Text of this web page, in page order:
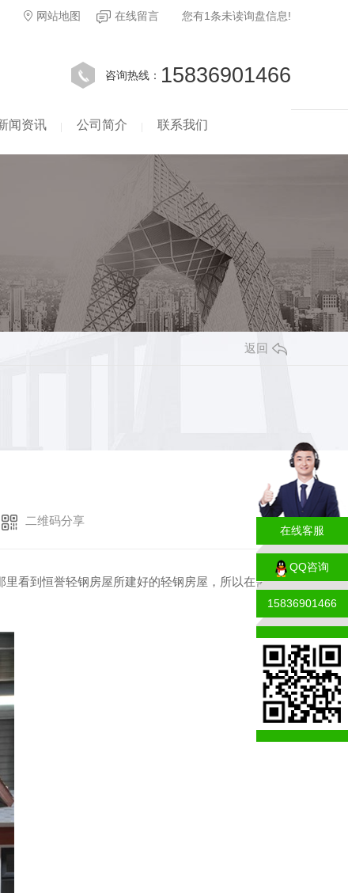
网站地图
在线留言 您有1条未读询盘信息!
咨询热线： 15836901466
闻资讯 公司简介 联系我们
返回
二维码分享
看到恒誉轻钢房屋所建好的轻钢房屋，所以在需要的
在线客服
QQ咨询
15836901466